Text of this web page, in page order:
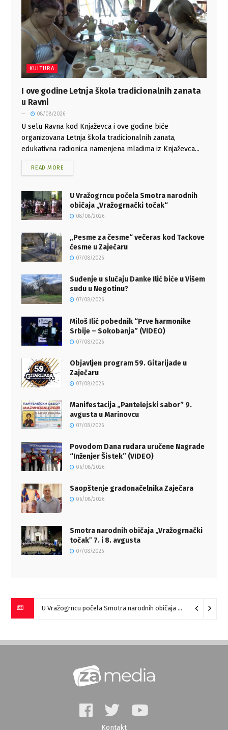
KULTURA
I ove godine Letnja škola tradicionalnih zanata
u Ravni
08/08/2026
U selu Ravna kod Knjaževca i ove godine biće
organizovana Letnja škola tradicionalnih zanata,
edukativna radionica namenjena mladima iz Knjaževca...
READ MORE
U Vražogrncu počela Smotra narodnih
običaja „Vražogrnački točak“
08/08/2026
„Pesme za česme“ večeras kod Tackove
česme u Zaječaru
07/08/2026
Suđenje u slučaju Danke Ilić biće u Višem
sudu u Negotinu?
07/08/2026
Miloš Ilić pobednik “Prve harmonike
Srbije – Sokobanja” (VIDEO)
07/08/2026
Objavljen program 59. Gitarijade u
Zaječaru
07/08/2026
Manifestacija „Pantelejski sabor” 9.
avgusta u Marinovcu
07/08/2026
Povodom Dana rudara uručene Nagrade
“Inženjer Šistek” (VIDEO)
06/08/2026
Saopštenje gradonačelnika Zaječara
06/08/2026
Smotra narodnih običaja „Vražogrnački
točakˮ 7. i 8. avgusta
07/08/2026
U Vražogrncu počela Smotra narodnih običaja „Vražogrnački točak“
Kontakt